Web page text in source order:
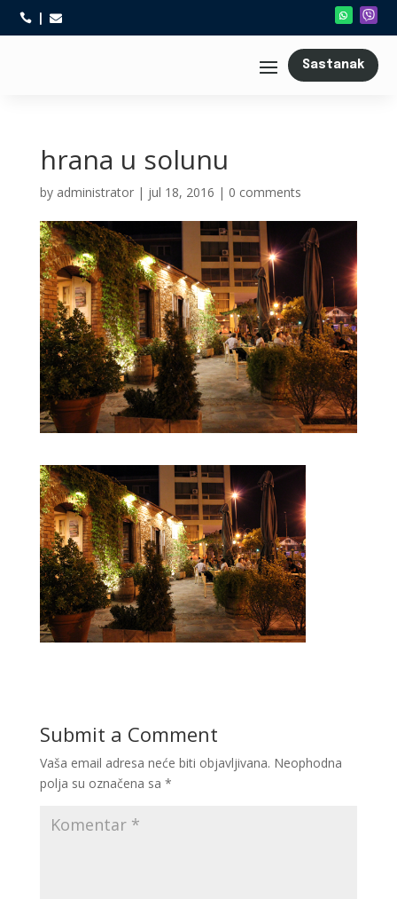
 
Sastanak
hrana u solunu
by administrator| jul 18, 2016 | 0 comments
Submit a Comment
Vaša email adresa neće biti objavljivana. Neophodna
polja su označena sa *